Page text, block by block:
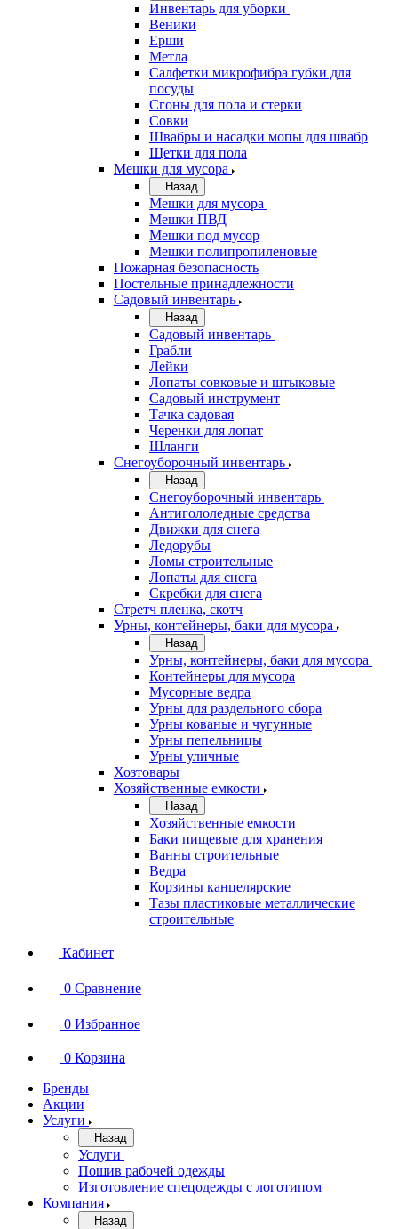
Инвентарь для уборки
Веники
Ерши
Метла
Салфетки микрофибра губки для
посуды
Сгоны для пола и стерки
Совки
Швабры и насадки мопы для швабр
Щетки для пола
Мешки для мусора
Назад
Мешки для мусора
Мешки ПВД
Мешки под мусор
Мешки полипропиленовые
Пожарная безопасность
Постельные принадлежности
Садовый инвентарь
Назад
Садовый инвентарь
Грабли
Лейки
Лопаты совковые и штыковые
Садовый инструмент
Тачка садовая
Черенки для лопат
Шланги
Снегоуборочный инвентарь
Назад
Снегоуборочный инвентарь
Антигололедные средства
Движки для снега
Ледорубы
Ломы строительные
Лопаты для снега
Скребки для снега
Стретч пленка, скотч
Урны, контейнеры, баки для мусора
Назад
Урны, контейнеры, баки для мусора
Контейнеры для мусора
Мусорные ведра
Урны для раздельного сбора
Урны кованые и чугунные
Урны пепельницы
Урны уличные
Хозтовары
Хозяйственные емкости
Назад
Хозяйственные емкости
Баки пищевые для хранения
Ванны строительные
Ведра
Корзины канцелярские
Тазы пластиковые металлические
строительные
Кабинет
0 Сравнение
0 Избранное
0 Корзина
Бренды
Акции
Услуги
Назад
Услуги
Пошив рабочей одежды
Изготовление спецодежды с логотипом
Компания
Назад